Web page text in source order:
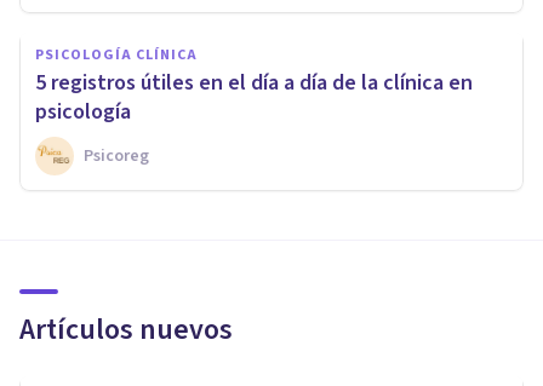
PSICOLOGÍA CLÍNICA
5 registros útiles en el día a día de la clínica en
psicología
Psicoreg
Artículos nuevos